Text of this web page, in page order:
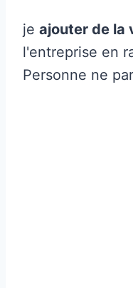
je ajouter de la
l'entreprise en
Personne ne